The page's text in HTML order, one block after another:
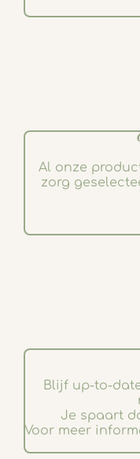
Al onze
zorg
Blijf up-to-
Je spaart
Voor meer